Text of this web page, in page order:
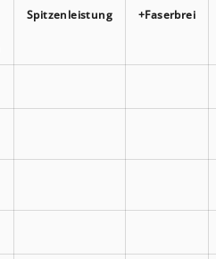
Spitzenleistung +Faserbrei